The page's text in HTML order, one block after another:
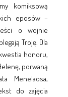
komiksową
eposów –
o wojnie
Troję. Dla
honoru,
porwaną
Menelaosa,
do zajęcia